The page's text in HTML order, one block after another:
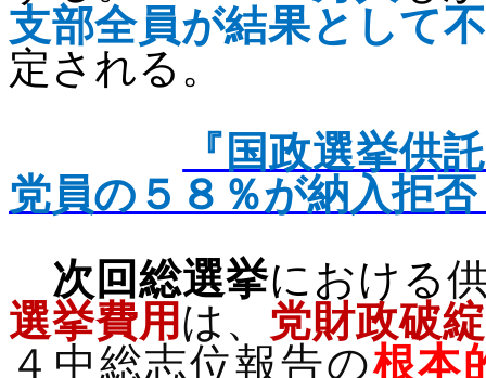
支部全員が結果として
定される。
『国政選挙供
党員の５８％が納入拒
次回総選挙における
選挙費用 は、 党財政破
４中総志位報告の根本